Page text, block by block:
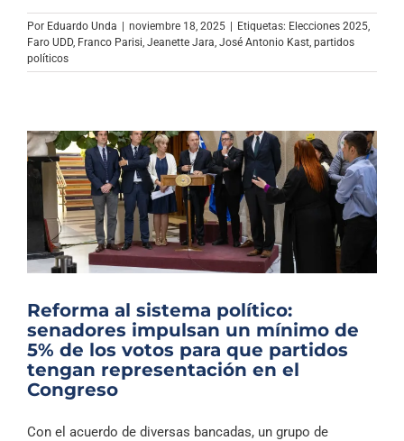
Por Eduardo Unda noviembre 18, 2025 Etiquetas: Elecciones 2025,
Faro UDD, Franco Parisi, Jeanette Jara, José Antonio Kast, partidos
políticos
Reforma al sistema político:
senadores impulsan un mínimo de
5% de los votos para que partidos
tengan representación en el
Congreso
Con el acuerdo de diversas bancadas, un grupo de